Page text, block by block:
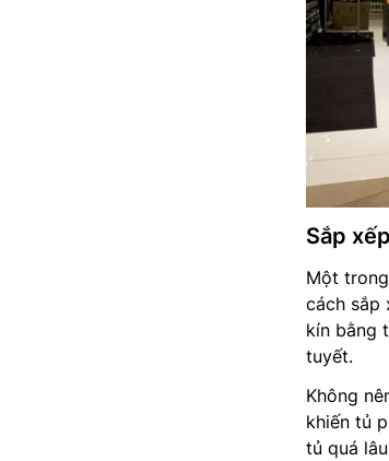
Sắp
Một
cách sắp
kín bằng
tuyết.
Không
khiến tủ
tủ quá